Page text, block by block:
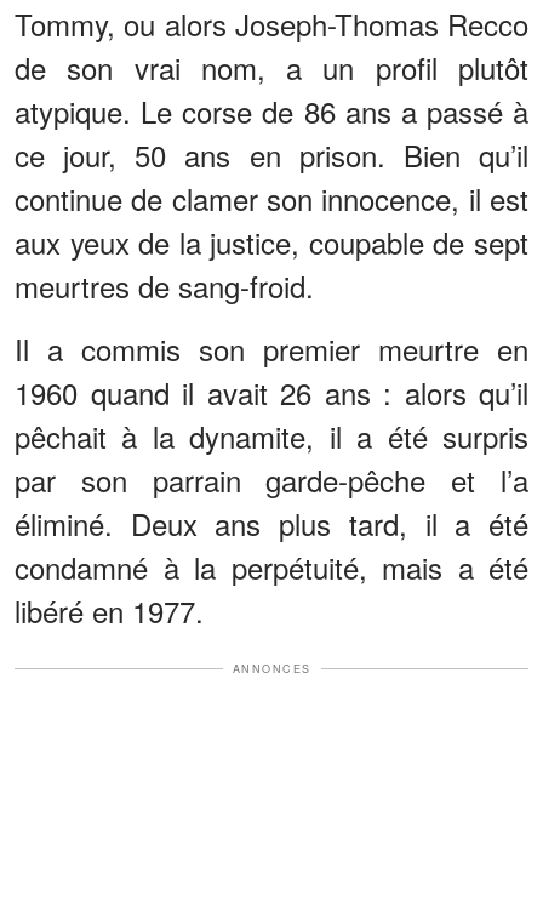
Tommy, ou alors Joseph-Thomas Recco
de son vrai nom, a un profil plutôt
atypique. Le corse de 86 ans a passé à
ce jour, 50 ans en prison. Bien qu’il
continue de clamer son innocence, il est
aux yeux de la justice, coupable de sept
meurtres de sang-froid.
Il a commis son premier meurtre en
1960 quand il avait 26 ans : alors qu’il
pêchait à la dynamite, il a été surpris
par son parrain garde-pêche et l’a
éliminé. Deux ans plus tard, il a été
condamné à la perpétuité, mais a été
libéré en 1977.
ANNONCES